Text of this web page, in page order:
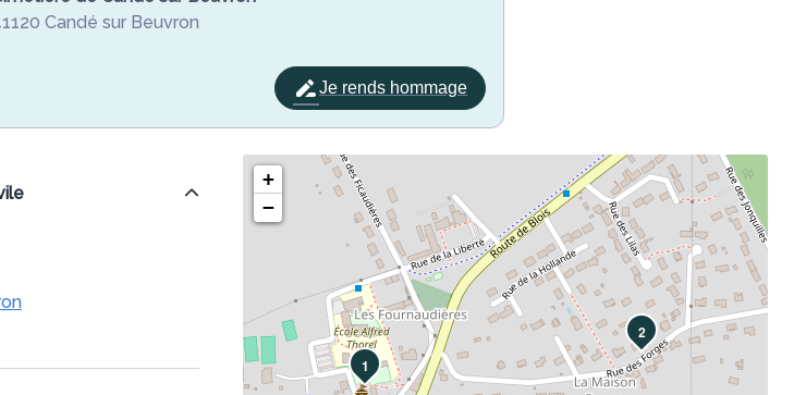
Candé sur Beuvron
Je rends hommage
1
2
+
−